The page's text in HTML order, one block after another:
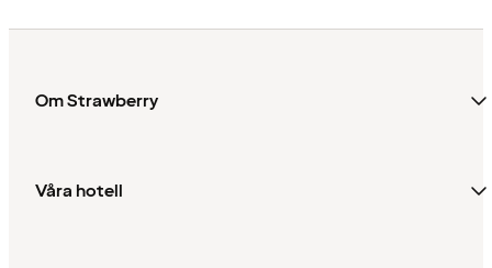
Om Strawberry
Våra hotell